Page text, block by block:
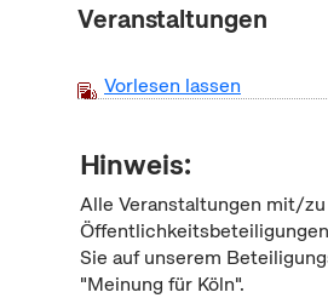
Veranstaltungen
Vorlesen lassen
Hinweis:
Alle Veranstaltungen mit/zu
Sie auf unserem
"Meinung für Köln".